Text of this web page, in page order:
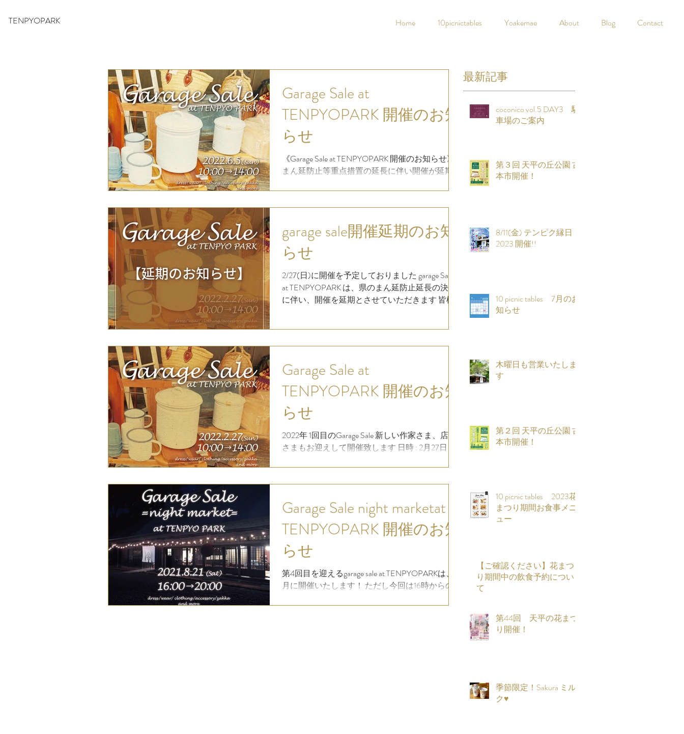
Home 10picnictables Yoakemae About Blog Contact
TENPYOPARK
Garage Sale at
TENPYOPARK 開催のお知
らせ
《Garage Sale at TENPYOPARK 開催のお知らせ》
まん延防止等重点措置の延長に伴い開催が延期
:...
garage sale開催延期のお知
らせ
2/27(日)に開催を予定しておりました garage Sale
at TENPYOPARK は、県のまん延防止延長の決定
に伴い、開催を延期とさせていただきます 皆様
Garage Sale at
TENPYOPARK 開催のお知
らせ
2022年 1回目のGarage Sale 新しい作家さま、店舗
さまもお迎えして開催致します 日時 : 2月27日
国分寺821-1 garage saleは 作家さんや店舗さんの...
Garage Sale night marketat
TENPYOPARK 開催のお知
らせ
第4回目を迎えるgarage sale at TENPYOPARKは、8
月に開催いたします！ ただし今回は16時からの
最新記事
coconico vol.5 DAY3 駐
車場のご案内
第３回 天平の丘公園 古
本市開催！
8/11(金) テンピク縁日
2023 開催!!
10 picnic tables 7月のお
知らせ
木曜日も営業いたしま
す
第２回 天平の丘公園 古
本市開催！
10 picnic tables 2023花
まつり期間お食事メニ
ュー
【ご確認ください】花まつ
り期間中の飲食予約につい
て
第44回 天平の花まつ
り開催！
季節限定！Sakura ミル
ク♥